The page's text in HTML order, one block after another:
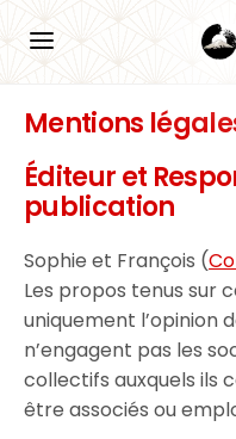
Mentions
Éditeur et
publication
Sophie et François (
Les propos tenus sur
uniquement l’opinion
n’engagent pas les
collectifs auxquels ils
être associés ou